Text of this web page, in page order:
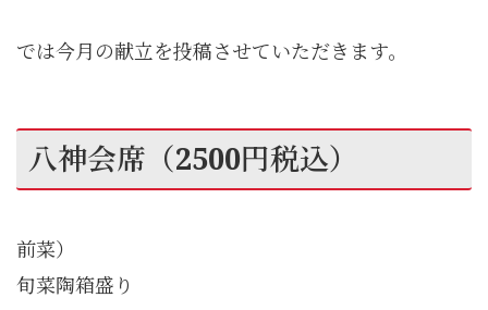
では今月の献立を投稿させていただきます。
八神会席（2500円税込）
前菜）
旬菜陶箱盛り